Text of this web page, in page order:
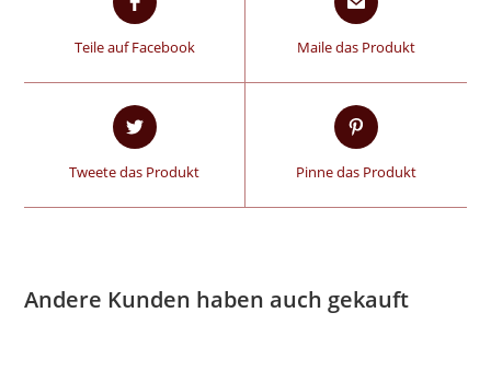
Teile auf Facebook Maile das Produkt
Tweete das Produkt Pinne das Produkt
Andere Kunden haben auch gekauft